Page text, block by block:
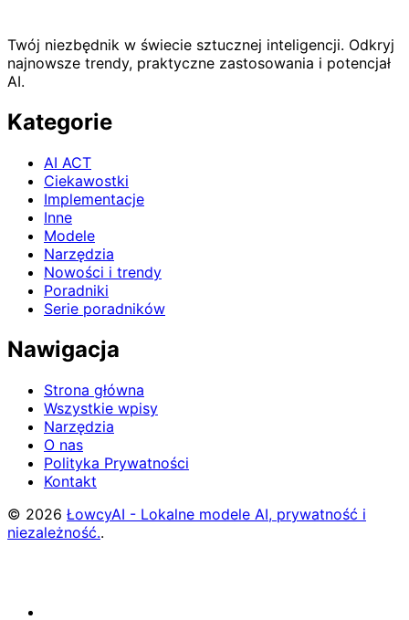
Twój niezbędnik w świecie sztucznej inteligencji. Odkryj
najnowsze trendy, praktyczne zastosowania i potencjał
AI.
Kategorie
AI ACT
Ciekawostki
Implementacje
Inne
Modele
Narzędzia
Nowości i trendy
Poradniki
Serie poradników
Nawigacja
Strona główna
Wszystkie wpisy
Narzędzia
O nas
Polityka Prywatności
Kontakt
© 2026 ŁowcyAI - Lokalne modele AI, prywatność i
niezależność..